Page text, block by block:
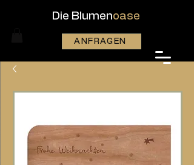
Die Blumenoase
ANFRAGEN